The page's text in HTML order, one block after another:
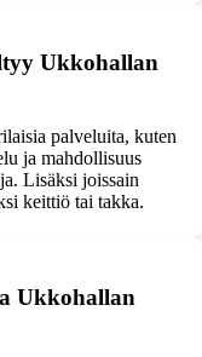
Ukkohallan
palveluita, kuten
ja mahdollisuus
Lisäksi joissain
keittiö tai takka.
Ukkohallan